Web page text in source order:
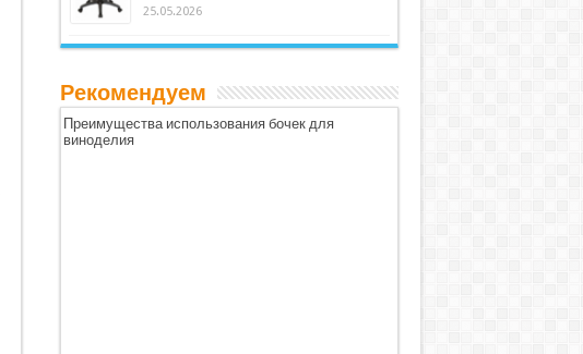
25.05.2026
Рекомендуем
Преимущества использования бочек для
виноделия